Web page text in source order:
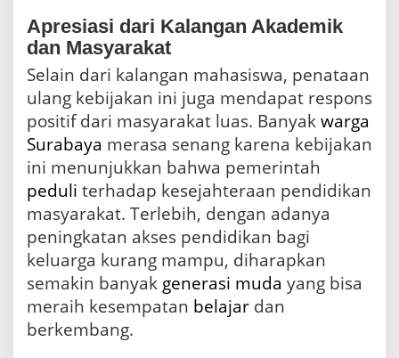
Apresiasi dari Kalangan Akademik
dan Masyarakat
Selain dari kalangan mahasiswa, penataan
ulang kebijakan ini juga mendapat respons
positif dari masyarakat luas. Banyakwarga
Surabaya merasa senang karena kebijakan
ini menunjukkan bahwa pemerintah
peduli terhadap kesejahteraan pendidikan
masyarakat. Terlebih, dengan adanya
peningkatan akses pendidikan bagi
keluarga kurang mampu, diharapkan
semakin banyak generasi muda yang bisa
meraih kesempatan belajar dan
berkembang.